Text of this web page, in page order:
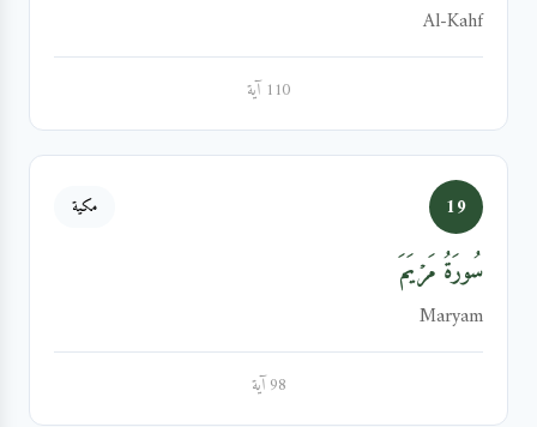
Al-Kahf
110 آية
19 مكية
سُورَةُ مَرۡيَمَ
Maryam
98 آية